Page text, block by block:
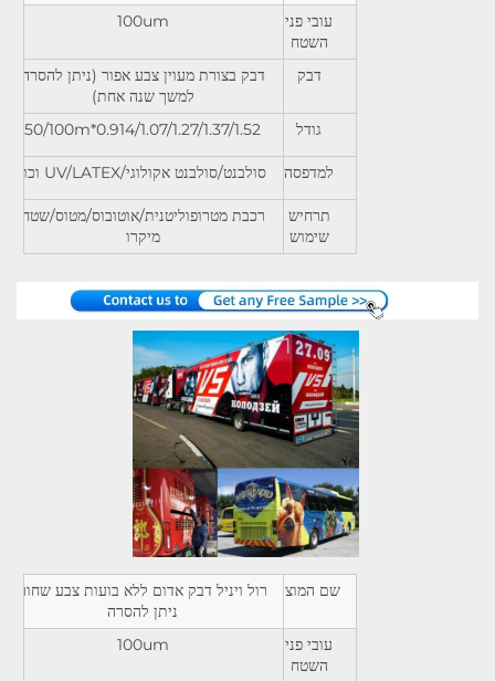
עובי פני
השטח
100um
דבק
דבק בצורת מעוין צבע אפור (ניתן להסרה
למשך שנה אחת)
גודל
0.914/1.07/1.27/1.37/1.52*50/100m
למדפסה סולבנט/סולבנט אקולוגי/UV/LATEX וכו'
תרחיש
שימוש
רכבת מטרופוליטנית/אוטובוס/מטוס/שטח
מיקרו
שם המוצר
רול ויניל דבק אדום ללא בועות צבע שחור
ניתן להסרה
עובי פני
השטח
100um